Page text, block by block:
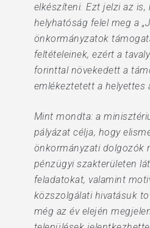
elkészíteni. Ezt jelzi az is,
helyhatóság felel meg a
önkormányzatok
feltételeinek, ezért a
forinttal növekedett a
emlékeztetett a helyettes
Mint mondta: a
pályázat célja, hogy
önkormányzati dolgozók
pénzügyi szakterületen
feladatokat, valamint
közszolgálati hivatásuk
még az év elején